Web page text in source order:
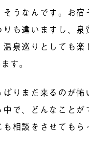
そうなんです。お宿
も違いますし、泉
温泉巡りとしても楽
す。
ぱりまだ来るのが怖
中で、どんなことが
相談をさせてもら